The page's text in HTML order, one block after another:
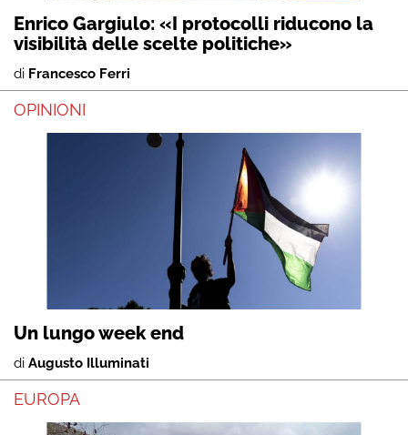
Enrico Gargiulo: «I protocolli riducono la
visibilità delle scelte politiche»
di Francesco Ferri
OPINIONI
Un lungo week end
di Augusto Illuminati
EUROPA